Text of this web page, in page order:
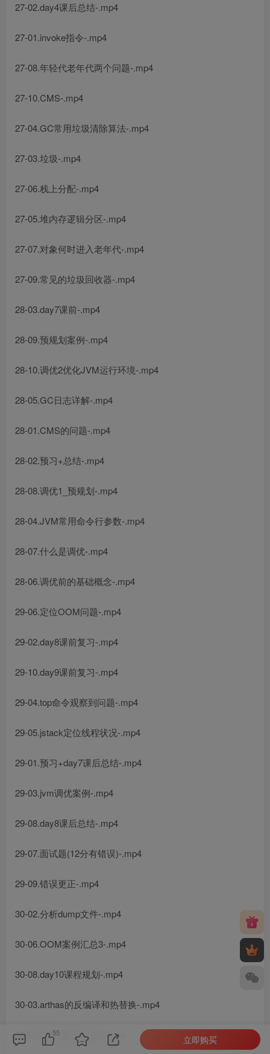
27-02.day4课后总结-.mp4
27-01.invoke指令-.mp4
27-08.年轻代老年代两个问题-.mp4
27-10.CMS-.mp4
27-04.GC常用垃圾清除算法-.mp4
27-03.垃圾-.mp4
27-06.栈上分配-.mp4
27-05.堆内存逻辑分区-.mp4
27-07.对象何时进入老年代-.mp4
27-09.常见的垃圾回收器-.mp4
28-03.day7课前-.mp4
28-09.预规划案例-.mp4
28-10.调优2优化JVM运行环境-.mp4
28-05.GC日志详解-.mp4
28-01.CMS的问题-.mp4
28-02.预习+总结-.mp4
28-08.调优1_预规划-.mp4
28-04.JVM常用命令行参数-.mp4
28-07.什么是调优-.mp4
28-06.调优前的基础概念-.mp4
29-06.定位OOM问题-.mp4
29-02.day8课前复习-.mp4
29-10.day9课前复习-.mp4
29-04.top命令观察到问题-.mp4
29-05.jstack定位线程状况-.mp4
29-01.预习+day7课后总结-.mp4
29-03.jvm调优案例-.mp4
29-08.day8课后总结-.mp4
29-07.面试题(12分有错误)-.mp4
29-09.错误更正-.mp4
30-02.分析dump文件-.mp4
30-06.OOM案例汇总3-.mp4
30-08.day10课程规划-.mp4
30-03.arthas的反编译和热替换-.mp4
30-05.OOM案例汇总2-.mp4
55
立即购买